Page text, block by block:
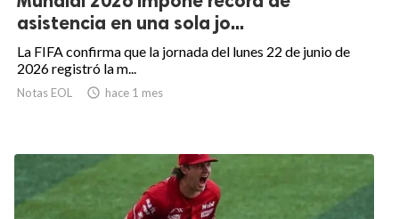
asistencia en una sola jo...
La FIFA confirma que la jornada del lunes 22 de junio de
2026 registró la m...
Notas EOL  hace 1 mes